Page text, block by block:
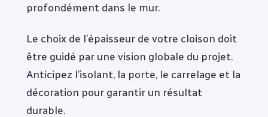
profondément dans le mur.
Le choix de l’épaisseur de votre cloison doit
être guidé par une vision globale du projet.
Anticipez l’isolant, la porte, le carrelage et la
décoration pour garantir un résultat
durable.